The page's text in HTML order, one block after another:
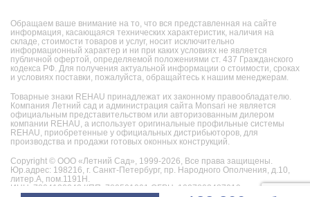
Обращаем ваше внимание на то, что вся представленная на сайте
информация, касающаяся технических характеристик, наличия на
складе, стоимости товаров и услуг, носит исключительно
информационный характер и ни при каких условиях не является
публичной офертой, определяемой положениями ст. 437 Гражданского
кодекса РФ. Для получения актуальной информации о стоимости, сроках
и условиях поставки, пожалуйста, обращайтесь к нашим менеджерам.
Товарные знаки REHAU принадлежат их законному правообладателю.
Компания Летний сад и администрация сайта Monsari не является
официальным представительством или авторизованным дилером
компании REHAU, а использует оригинальные профильные системы
REHAU, приобретенные у официальных дистрибьюторов, для
производства и продажи готовых оконных конструкций.
Copyright © ООО «Летний Сад», 1999-2026, Все права защищены.
Юр.адрес: 198216, г. Санкт-Петербург, пр. Народного Ополчения, д.10,
литер.А, пом.1191Н.
ИНН: 7804130242 КПП: 780501001 ОГРН: 1027802487019